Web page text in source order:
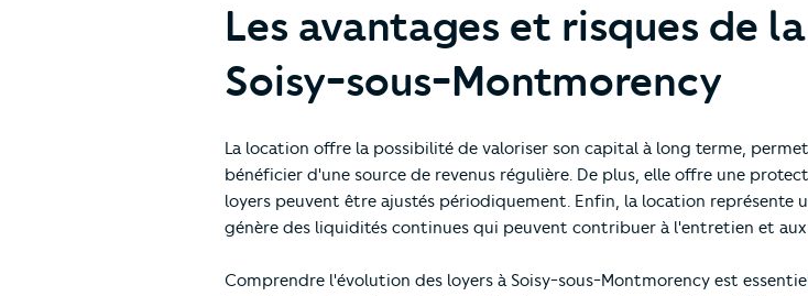
Les avantages et risques de
Soisy-sous-Montmorency
La location offre la possibilité de valoriser son capital à long terme,
bénéficier d'une source de revenus régulière. De plus, elle offre une
loyers peuvent être ajustés périodiquement. Enfin, la location représente
génère des liquidités continues qui peuvent contribuer à l'entretien et
Comprendre l'évolution des loyers à Soisy-sous-Montmorency est